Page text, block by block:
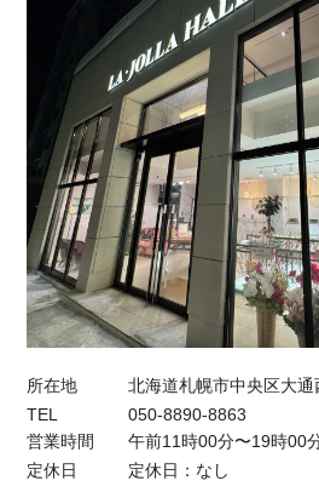
所在地
北海道札幌市中央区大
TEL
050-8890-8863
営業時間
午前11時00分〜19時00
定休日
定休日：なし